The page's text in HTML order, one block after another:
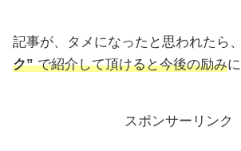
記事が、タメになったと思われたら、
ク”で紹介して頂けると今後の励み
スポンサーリンク